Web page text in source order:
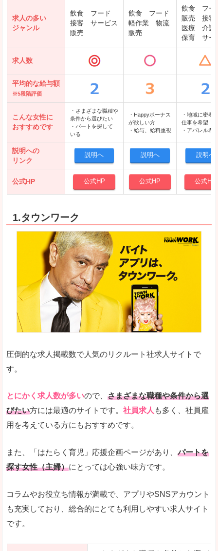
クリーデンス
テンプスタッフ
アパレル転職なび
求人の多い
ジャンル
飲食 フード
接客 サービス
販売
飲食 フード
軽作業 物流
販売
飲食 フー
販売 接客
医療 介護
保育 サー
求人数
平均的な給与額
※5段階評価
こんな女性に
おすすめです
・さまざまな職種や
条件から選びたい
・パートを探して
いる
・Happyボーナス
が欲しい方
・給与、給料重視
・地域に密着
仕事を希望
・アパレル希
説明への
リンク
説明へ 説明へ 説明へ
公式HP 公式HP 公式HP 公式HP
1.タウンワーク
圧倒的な求人掲載数で人気のリクルート社求人サイトで
す。
とにかく求人数が多いので、 さまざまな職種や条件から選
びたい方には最適のサイトです。 社員求人 も多く、社員雇
用を考えている方にもおすすめです。
また、「はたらく育児」応援企画ページがあり、パートを
探す女性（主婦）にとっては心強い味方です。
コラムやお役立ち情報が満載で、アプリやSNSアカウント
も充実しており、総合的にとても利用しやすい求人サイト
です。